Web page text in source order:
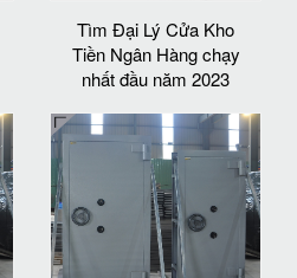
Tìm Đại Lý Cửa Kho
Tiền Ngân Hàng chạy
nhất đầu năm 2023